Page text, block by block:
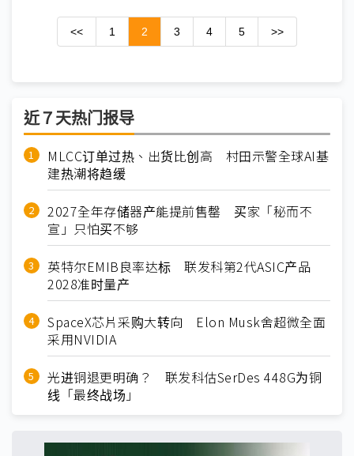
<< 1 2 3 4 5 >>
近７天热门报导
MLCC订单过热、出货比创高 村田示警全球AI基
建热潮将趋缓
2027全年存储器产能提前售罄 买家「秘而不
宣」只怕买不够
英特尔EMIB良率达标 联发科第2代ASIC产品
2028准时量产
SpaceX芯片采购大转向 Elon Musk舍超微全面
采用NVIDIA
光进铜退更明确？ 联发科估SerDes 448G为铜
线「最终战场」